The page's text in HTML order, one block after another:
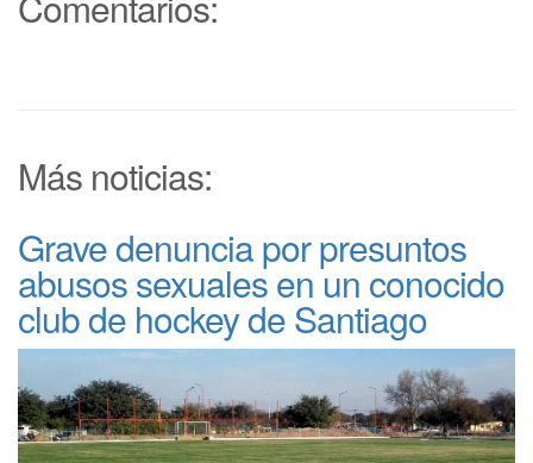
Más noticias:
Grave denuncia por presuntos
abusos sexuales en un conocido
club de hockey de Santiago